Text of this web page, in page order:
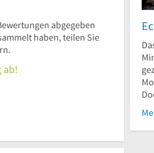
abgegeben
haben, teilen Sie
ab!